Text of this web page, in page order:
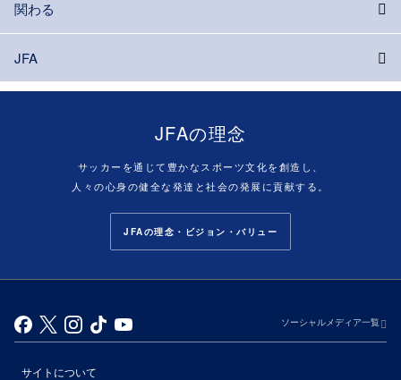
関わる
JFA
JFAの理念
サッカーを通じて豊かなスポーツ文化を創造し、
人々の心身の健全な発達と社会の発展に貢献する。
JFAの理念・ビジョン・バリュー
ソーシャルメディア一覧
サイトについて